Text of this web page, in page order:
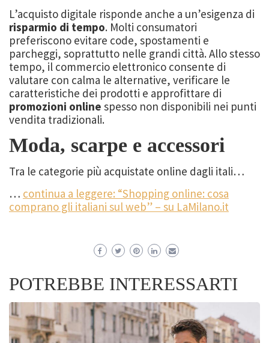
L’acquisto digitale risponde anche a un’esigenza di
risparmio di tempo. Molti consumatori
preferiscono evitare code, spostamenti e
parcheggi, soprattutto nelle grandi città. Allo stesso
tempo, il commercio elettronico consente di
valutare con calma le alternative, verificare le
caratteristiche dei prodotti e approfittare di
promozioni online spesso non disponibili nei punti
vendita tradizionali.
Moda, scarpe e accessori
Tra le categorie più acquistate online dagli itali…
… continua a leggere: “Shopping online: cosa
comprano gli italiani sul web” – su LaMilano.it
POTREBBE INTERESSARTI